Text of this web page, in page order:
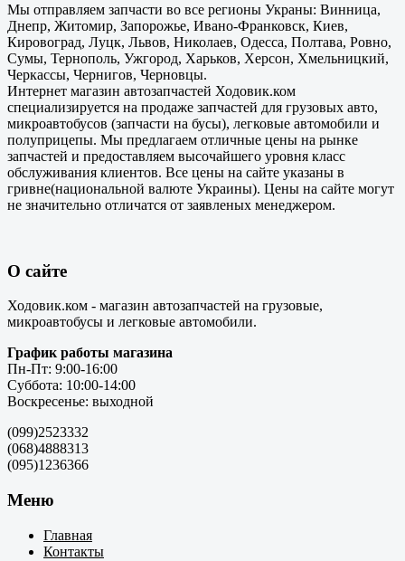
Мы отправляем запчасти во все регионы Украны: Винница,
Днепр, Житомир, Запорожье, Ивано-Франковск, Киев,
Кировоград, Луцк, Львов, Николаев, Одесса, Полтава, Ровно,
Сумы, Тернополь, Ужгород, Харьков, Херсон, Хмельницкий,
Черкассы, Чернигов, Черновцы.
Интернет магазин автозапчастей Ходовик.ком
специализируется на продаже запчастей для грузовых авто,
микроавтобусов (запчасти на бусы), легковые автомобили и
полуприцепы. Мы предлагаем отличные цены на рынке
запчастей и предоставляем высочайшего уровня класс
обслуживания клиентов. Все цены на сайте указаны в
гривне(национальной валюте Украины). Цены на сайте могут
не значительно отличатся от заявленых менеджером.
О сайте
Ходовик.ком - магазин автозапчастей на грузовые,
микроавтобусы и легковые автомобили.
График работы магазина
Пн-Пт: 9:00-16:00
Суббота: 10:00-14:00
Воскресенье: выходной
(099)2523332
(068)4888313
(095)1236366
Меню
Главная
Контакты